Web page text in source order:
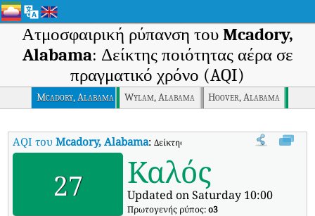
Ατμοσφαιρική ρύπανση του Mcadory,
Alabama: Δείκτης ποιότητας αέρα σε
πραγματικό χρόνο (AQI)
Mcadory, Alabama Wylam, Alabama Hoover, Alabama
AQI τουMcadory, Alabama:Δείκτης ποιότητας αέρα σε
27 Καλός
Updated on Saturday 10:00
Πρωτογενής ρύπος:o3